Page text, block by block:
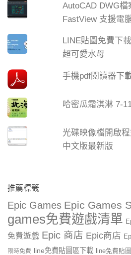
AutoCAD DWG
FastView 支援電
LINE貼圖免費下
超可愛水母
手機pdf閱讀器下
哈密瓜霜淇淋 7-
光碟映像檔開啟
中文版最新版
推薦標籤
Epic Games Epic Games
games免費遊戲清單
免費遊戲 Epic 商店 Epic商店
限時免費 line免費貼圖區下載 line免費貼